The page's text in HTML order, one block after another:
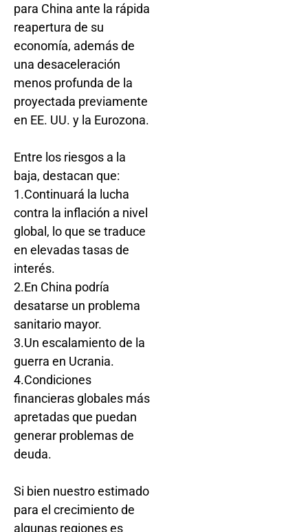
para China ante la rápida
reapertura de su
economía, además de
una desaceleración
menos profunda de la
proyectada previamente
en EE. UU. y la Eurozona.
Entre los riesgos a la
baja, destacan que:
1.Continuará la lucha
contra la inflación a nivel
global, lo que se traduce
en elevadas tasas de
interés.
2.En China podría
desatarse un problema
sanitario mayor.
3.Un escalamiento de la
guerra en Ucrania.
4.Condiciones
financieras globales más
apretadas que puedan
generar problemas de
deuda.
Si bien nuestro estimado
para el crecimiento de
algunas regiones es